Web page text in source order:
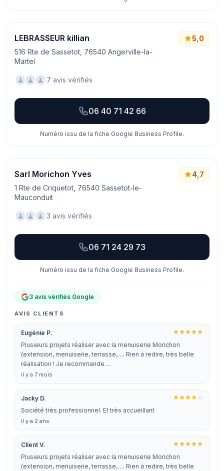
LEBRASSEUR killian
516 Rte de Sassetot, 76540 Angerville-la-
Martel
5,0
7 avis vérifiés
06 40 71 42 66
Numéro issu de la fiche Google Business Profile.
Sarl Morichon Yves
1 Rte de Criquetot, 76540 Sassetot-le-
Mauconduit
4,7
3 avis vérifiés
06 71 24 29 73
Numéro issu de la fiche Google Business Profile.
3 avis vérifiés Google
AVIS CLIENTS
Eugénie P.
Plusieurs projets réaliser avec la menuiserie Morichon
(extension, menuiserie, terrasse,…. Rien à redire, très belle
réalisation ! Je recommande …
il y a 7 mois
Jacky D.
Société très professionnel. Et très accueillant
il y a 2 ans
Client V.
Plusieurs projets réaliser avec la menuiserie Morichon
(extension, menuiserie, terrasse,…. Rien à redire, très belle